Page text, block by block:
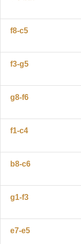
f8-c5
f3-g5
g8-f6
f1-c4
b8-c6
g1-f3
e7-e5